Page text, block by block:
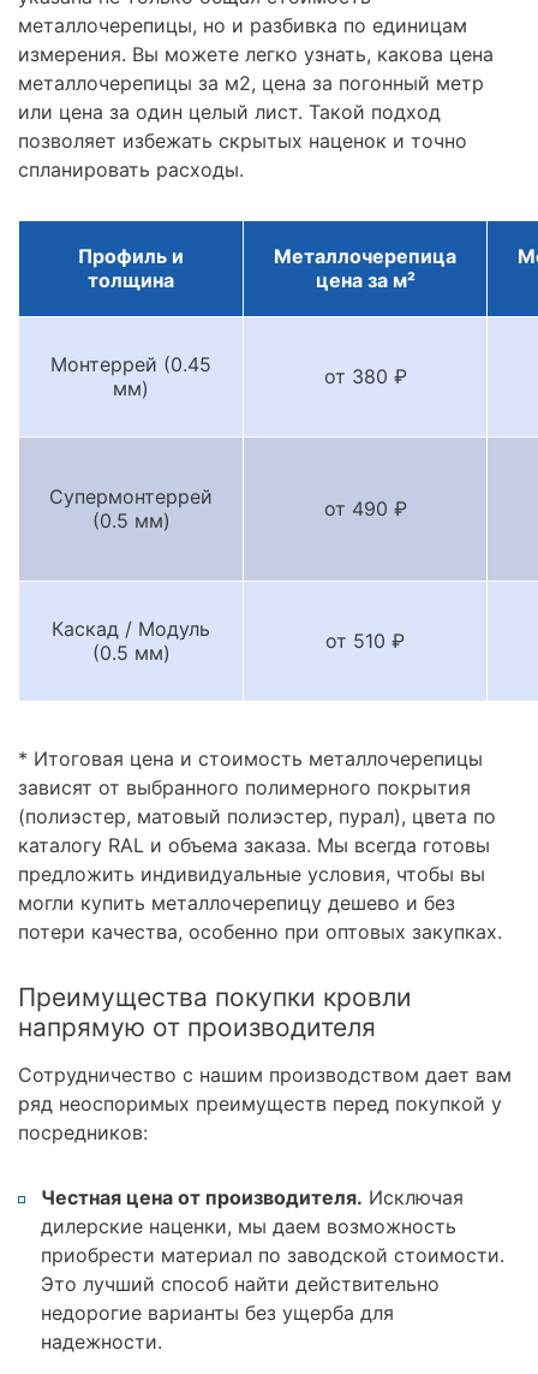
металлочерепицы, но и разбивка по единицам
измерения. Вы можете легко узнать, какова цена
металлочерепицы за м2, цена за погонный метр
или цена за один целый лист. Такой подход
позволяет избежать скрытых наценок и точно
спланировать расходы.
Профиль и
толщина
Металлочерепица
цена за м²
Монтеррей (0.45
мм)
от 380 ₽
Супермонтеррей
(0.5 мм)
от 490 ₽
Каскад / Модуль
(0.5 мм)
от 510 ₽
* Итоговая цена и стоимость металлочерепицы
зависят от выбранного полимерного покрытия
(полиэстер, матовый полиэстер, пурал), цвета по
каталогу RAL и объема заказа. Мы всегда готовы
предложить индивидуальные условия, чтобы вы
могли купить металлочерепицу дешево и без
потери качества, особенно при оптовых закупках.
Преимущества покупки кровли
напрямую от производителя
Сотрудничество с нашим производством дает вам
ряд неоспоримых преимуществ перед покупкой у
посредников:
Честная цена от производителя. Исключая
дилерские наценки, мы даем возможность
приобрести материал по заводской стоимости.
Это лучший способ найти действительно
недорогие варианты без ущерба для
надежности.